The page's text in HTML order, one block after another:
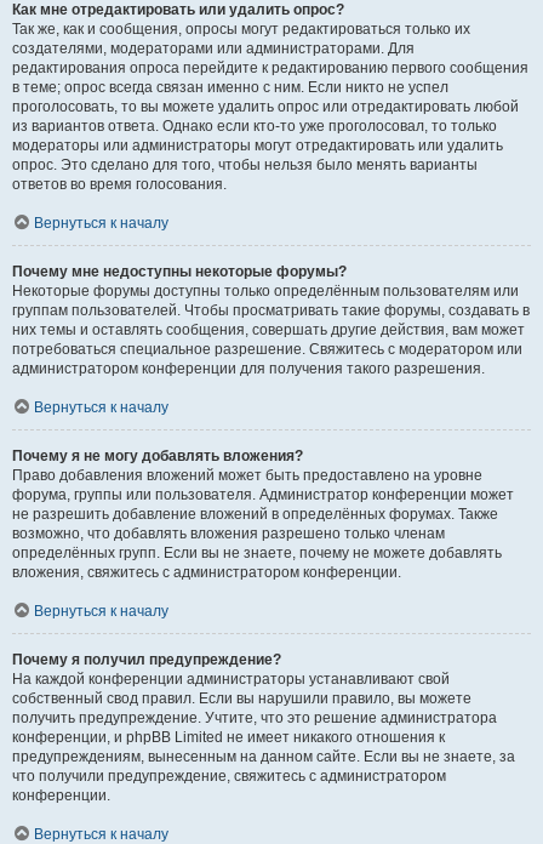
Как мне отредактировать или удалить опрос?
Так же, как и сообщения, опросы могут редактироваться только их
создателями, модераторами или администраторами. Для
редактирования опроса перейдите к редактированию первого сообщения
в теме; опрос всегда связан именно с ним. Если никто не успел
проголосовать, то вы можете удалить опрос или отредактировать любой
из вариантов ответа. Однако если кто-то уже проголосовал, то только
модераторы или администраторы могут отредактировать или удалить
опрос. Это сделано для того, чтобы нельзя было менять варианты
ответов во время голосования.
Вернуться к началу
Почему мне недоступны некоторые форумы?
Некоторые форумы доступны только определённым пользователям или
группам пользователей. Чтобы просматривать такие форумы, создавать в
них темы и оставлять сообщения, совершать другие действия, вам может
потребоваться специальное разрешение. Свяжитесь с модератором или
администратором конференции для получения такого разрешения.
Вернуться к началу
Почему я не могу добавлять вложения?
Право добавления вложений может быть предоставлено на уровне
форума, группы или пользователя. Администратор конференции может
не разрешить добавление вложений в определённых форумах. Также
возможно, что добавлять вложения разрешено только членам
определённых групп. Если вы не знаете, почему не можете добавлять
вложения, свяжитесь с администратором конференции.
Вернуться к началу
Почему я получил предупреждение?
На каждой конференции администраторы устанавливают свой
собственный свод правил. Если вы нарушили правило, вы можете
получить предупреждение. Учтите, что это решение администратора
конференции, и phpBB Limited не имеет никакого отношения к
предупреждениям, вынесенным на данном сайте. Если вы не знаете, за
что получили предупреждение, свяжитесь с администратором
конференции.
Вернуться к началу